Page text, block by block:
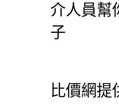
介人員幫
子
比價網提